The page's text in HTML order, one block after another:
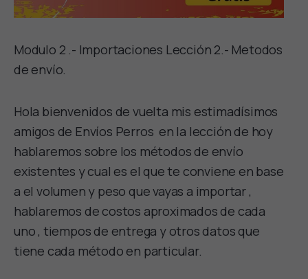
Modulo 2 .- Importaciones Lección 2.- Metodos
de envío.
Hola bienvenidos de vuelta mis estimadísimos
amigos de Envíos Perros en la lección de hoy
hablaremos sobre los métodos de envío
existentes y cual es el que te conviene en base
a el volumen y peso que vayas a importar ,
hablaremos de costos aproximados de cada
uno , tiempos de entrega y otros datos que
tiene cada método en particular.